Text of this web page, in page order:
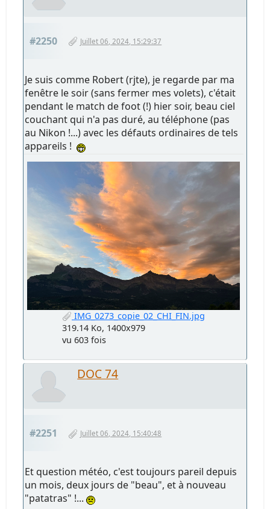
#2250 Juillet 06, 2024, 15:29:37
Je suis comme Robert (rjte), je regarde par ma
fenêtre le soir (sans fermer mes volets), c'était
pendant le match de foot (!) hier soir, beau ciel
couchant qui n'a pas duré, au téléphone (pas
au Nikon !...) avec les défauts ordinaires de tels
appareils !
IMG_0273_copie_02_CHI_FIN.jpg
319.14 Ko, 1400x979
vu 603 fois
DOC 74
#2251 Juillet 06, 2024, 15:40:48
Et question météo, c'est toujours pareil depuis
un mois, deux jours de "beau", et à nouveau
"patatras" !...